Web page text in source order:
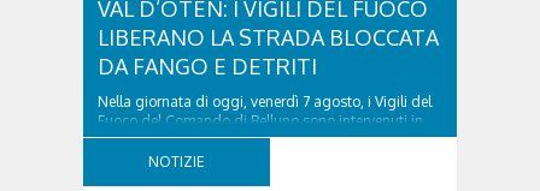
VAL D’OTEN: I VIGILI DEL FUOCO
LIBERANO LA STRADA BLOCCATA
DA FANGO E DETRITI
Nella giornata di oggi, venerdì 7 agosto, i Vigili del
Fuoco del Comando di Belluno sono intervenuti in
località Diassa, in Val d’Oten, nel comune di Calalzo
di Cadore, per liberare una strada rimasta bloccata
NOTIZIE